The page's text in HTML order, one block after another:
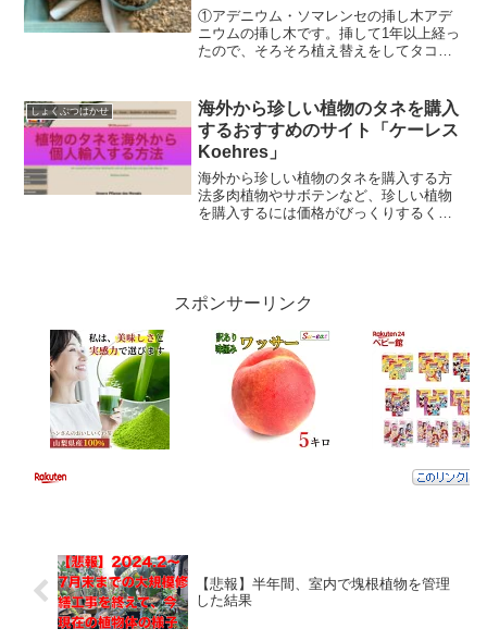
2回目の植替え
①アデニウム・ソマレンセの挿し木アデ
ニウムの挿し木です。挿して1年以上経っ
たので、そろそろ植え替えをしてタコ足
ら根を覆うように土を被せます。水をし
っかりかけて水を切らさ...
しょくぶつはかせ
海外から珍しい植物のタネを購入
するおすすめのサイト「ケーレス
Koehres」
海外から珍しい植物のタネを購入する方
法多肉植物やサボテンなど、珍しい植物
を購入するには価格がびっくりするくら
スポンサーリンク
【悲報】半年間、室内で塊根植物を管理
した結果